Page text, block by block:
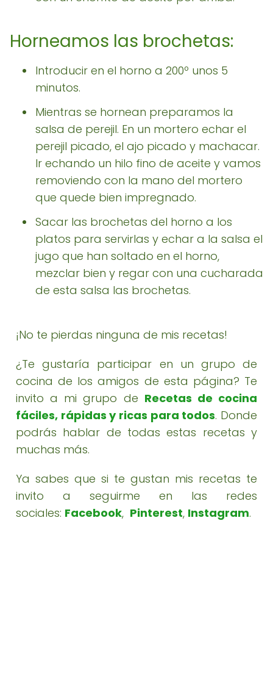
Horneamos las brochetas:
Introducir en el horno a 200º unos 5
minutos.
Mientras se hornean preparamos la
salsa de perejil. En un mortero echar el
perejil picado, el ajo picado y machacar.
Ir echando un hilo fino de aceite y vamos
removiendo con la mano del mortero
que quede bien impregnado.
Sacar las brochetas del horno a los
platos para servirlas y echar a la salsa el
jugo que han soltado en el horno,
mezclar bien y regar con una cucharada
de esta salsa las brochetas.
¡No te pierdas ninguna de mis recetas!
¿Te gustaría participar en un grupo de
cocina de los amigos de esta página? Te
invito a mi grupo de Recetas de cocina
fáciles, rápidas y ricas para todos. Donde
podrás hablar de todas estas recetas y
muchas más.
Ya sabes que si te gustan mis recetas te
invito a seguirme en las redes
sociales: Facebook, Pinterest, Instagram.